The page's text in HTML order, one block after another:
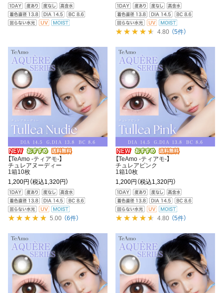
4.80 （5件）
【TeAmo -ティアモ-】
チュレアヌーディー
1箱10枚
1,200円 （税込1,320円）
5.00 （6件）
【TeAmo -ティアモ-】
チュレアピンク
1箱10枚
1,200円 （税込1,320円）
4.80 （5件）